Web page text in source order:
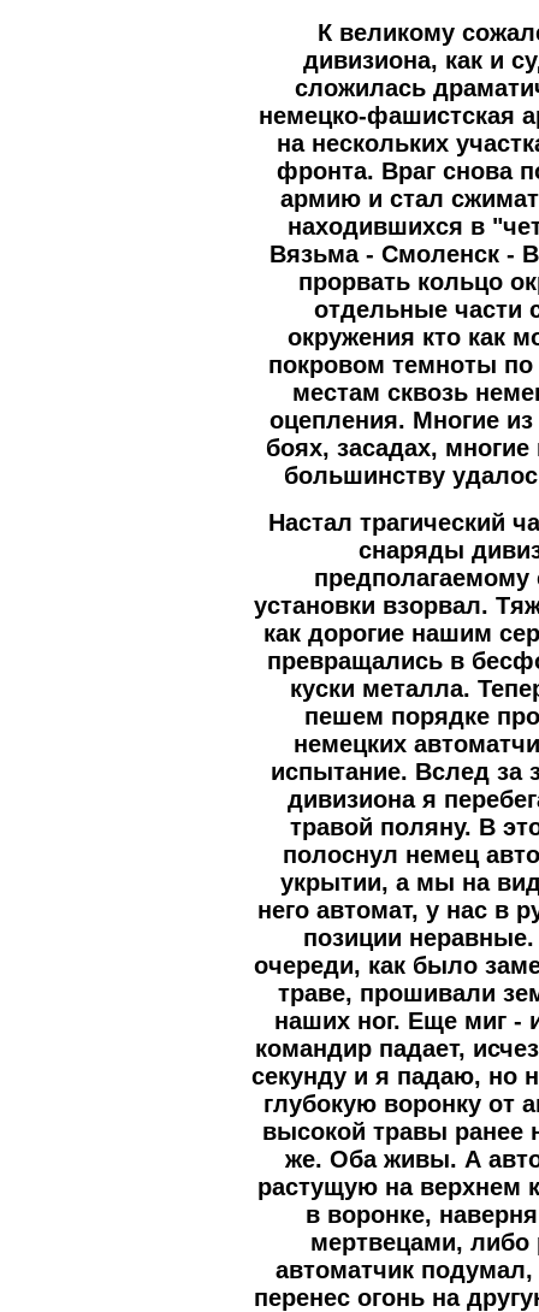
К великому
дивизиона, как и
сложилась
немецко-фашистская
на нескольких
фронта. Враг снова
армию и стал
находившихся в
Вязьма - Смоленск -
прорвать кольцо
отдельные части
окружения кто как
покровом темноты
местам сквозь
оцепления. Многие
боях, засадах,
большинству
Настал трагический
снаряды
установки взорвал.
как дорогие нашим
превращались в
куски металла.
пешем порядке
немецких
испытание. Вслед за
дивизиона я
травой поляну. В
полоснул немец
укрытии, а мы на
него автомат, у нас в
позиции
очереди, как было
траве, прошивали
наших ног. Еще миг -
командир падает,
секунду и я падаю, но
глубокую воронку от
высокой травы ранее
же. Оба живы. А
растущую на верхнем
в воронке,
мертвецами,
автоматчик
перенес огонь на